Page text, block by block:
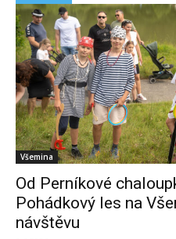
Všemina
Od Perníkové
Pohádkový les na
návštěvu